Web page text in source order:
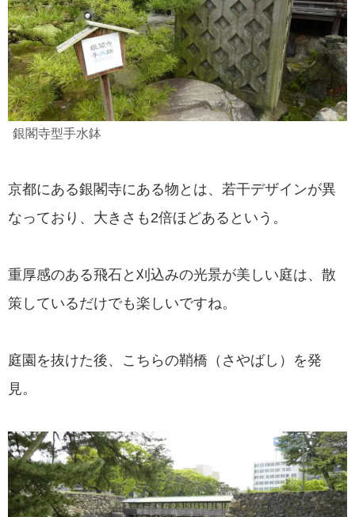
銀閣寺型手水鉢
京都にある銀閣寺にある物とは、若干デザインが異
なっており、大きさも2倍ほどあるという。
重厚感のある飛石と刈込みの光景が美しい庭は、散
策しているだけでも楽しいですね。
庭園を抜けた後、こちらの鞘橋（さやばし）を発
見。